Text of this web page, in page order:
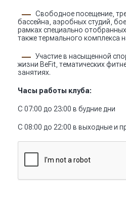
Свободное посещение,
бассейна, аэробных студий,
рамках специально
также термального комплекса
Участие в насыщенной
жизни BeFit, тематических
занятиях.
Часы работы клуба:
С 07:00 до 23:00 в будние дни
С 08:00 до 22:00 в выходные и